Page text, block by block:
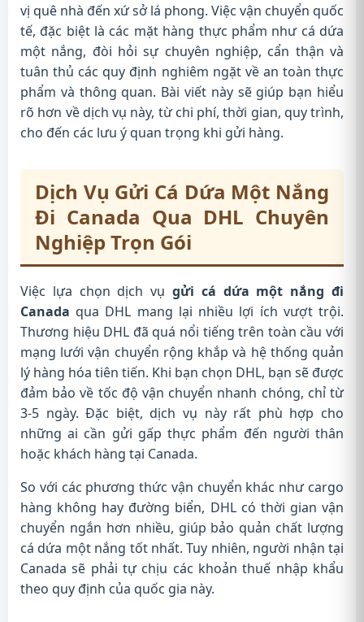
vị quê nhà đến xứ sở lá phong. Việc vận chuyển quốc
tế, đặc biệt là các mặt hàng thực phẩm như cá dứa
một nắng, đòi hỏi sự chuyên nghiệp, cẩn thận và
tuân thủ các quy định nghiêm ngặt về an toàn thực
phẩm và thông quan. Bài viết này sẽ giúp bạn hiểu
rõ hơn về dịch vụ này, từ chi phí, thời gian, quy trình,
cho đến các lưu ý quan trọng khi gửi hàng.
Dịch Vụ Gửi Cá Dứa Một Nắng
Đi Canada Qua DHL Chuyên
Nghiệp Trọn Gói
Việc lựa chọn dịch vụ gửi cá dứa một nắng đi
Canada qua DHL mang lại nhiều lợi ích vượt trội.
Thương hiệu DHL đã quá nổi tiếng trên toàn cầu với
mạng lưới vận chuyển rộng khắp và hệ thống quản
lý hàng hóa tiên tiến. Khi bạn chọn DHL, bạn sẽ được
đảm bảo về tốc độ vận chuyển nhanh chóng, chỉ từ
3-5 ngày. Đặc biệt, dịch vụ này rất phù hợp cho
những ai cần gửi gấp thực phẩm đến người thân
hoặc khách hàng tại Canada.
So với các phương thức vận chuyển khác như cargo
hàng không hay đường biển, DHL có thời gian vận
chuyển ngắn hơn nhiều, giúp bảo quản chất lượng
cá dứa một nắng tốt nhất. Tuy nhiên, người nhận tại
Canada sẽ phải tự chịu các khoản thuế nhập khẩu
theo quy định của quốc gia này.